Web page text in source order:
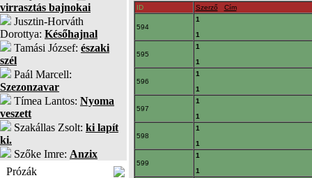
virrasztás bajnokai
Jusztin-Horváth
Dorottya: Későhajnal
Tamási József: északi
szél
Paál Marcell:
Szezonzavar
Tímea Lantos: Nyoma
veszett
Szakállas Zsolt: ki lapít
ki.
Szőke Imre: Anzix
Prózák
ID Szerző Cím
594
1
1
595
1
1
596
1
1
597
1
1
598
1
1
599
1
1